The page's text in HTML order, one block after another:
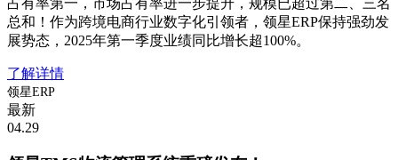
占有率第一，市场占有率进一步提升，规模已超过第二、三名
总和！作为跨境电商行业数字化引领者，领星ERP保持强劲发
展势态，2025年第一季度业绩同比增长超100%。
了解详情
领星ERP
最新
04.29